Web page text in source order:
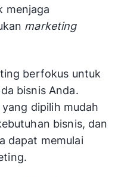
menjaga
marketing
berfokus untuk
bisnis Anda.
dipilih mudah
bisnis, dan
dapat memulai